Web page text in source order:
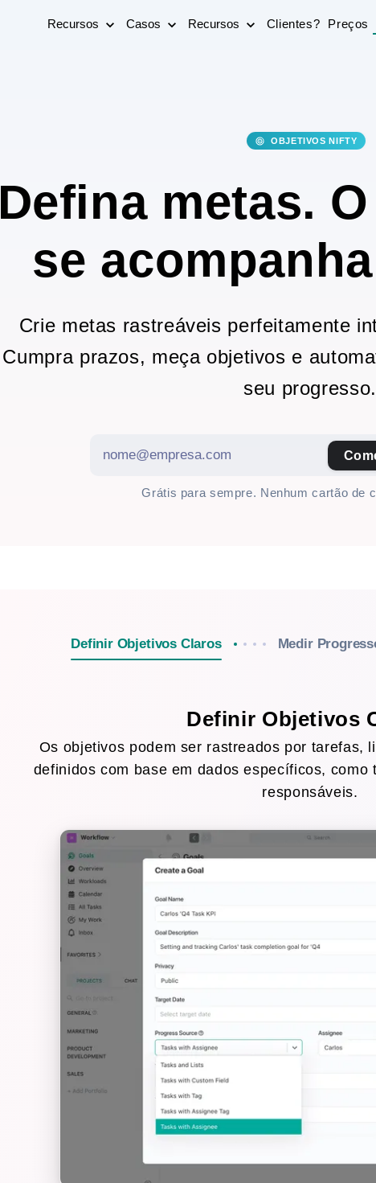
Recursos Casos Recursos Clientes? Preços
OBJETIVOS NIFTY
Defina metas.
se
Crie metas rastreáveis perfeitamente
Cumpra prazos, meça objetivos e
seu progresso.
Grátis para sempre. Nenhum cartão de
Definir Objetivos Claros Medir
Definir Objetivos
Os objetivos podem ser rastreados por tarefas,
definidos com base em dados específicos, como
responsáveis.